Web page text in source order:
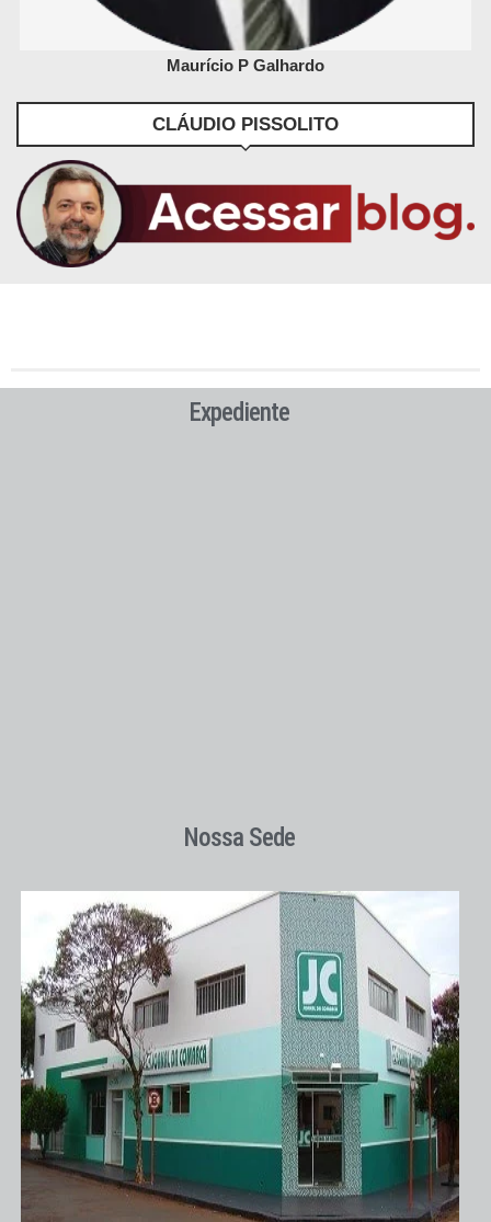
Maurício P Galhardo
CLÁUDIO PISSOLITO
Expediente
Nossa Sede